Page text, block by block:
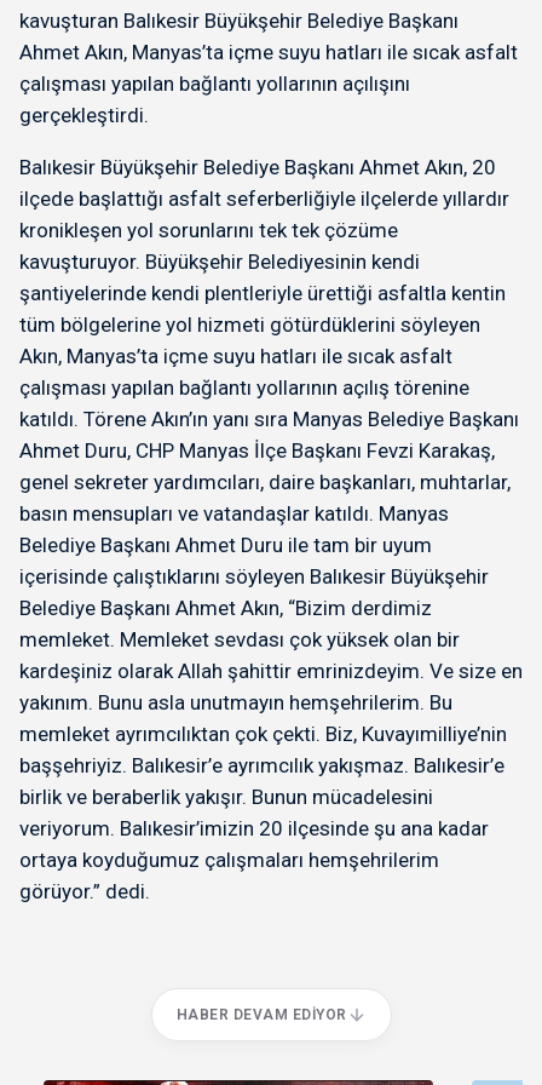
kavuşturan Balıkesir Büyükşehir Belediye Başkanı
Ahmet Akın, Manyas’ta içme suyu hatları ile sıcak asfalt
çalışması yapılan bağlantı yollarının açılışını
gerçekleştirdi.
Balıkesir Büyükşehir Belediye Başkanı Ahmet Akın, 20
ilçede başlattığı asfalt seferberliğiyle ilçelerde yıllardır
kronikleşen yol sorunlarını tek tek çözüme
kavuşturuyor. Büyükşehir Belediyesinin kendi
şantiyelerinde kendi plentleriyle ürettiği asfaltla kentin
tüm bölgelerine yol hizmeti götürdüklerini söyleyen
Akın, Manyas’ta içme suyu hatları ile sıcak asfalt
çalışması yapılan bağlantı yollarının açılış törenine
katıldı. Törene Akın’ın yanı sıra Manyas Belediye Başkanı
Ahmet Duru, CHP Manyas İlçe Başkanı Fevzi Karakaş,
genel sekreter yardımcıları, daire başkanları, muhtarlar,
basın mensupları ve vatandaşlar katıldı. Manyas
Belediye Başkanı Ahmet Duru ile tam bir uyum
içerisinde çalıştıklarını söyleyen Balıkesir Büyükşehir
Belediye Başkanı Ahmet Akın, “Bizim derdimiz
memleket. Memleket sevdası çok yüksek olan bir
kardeşiniz olarak Allah şahittir emrinizdeyim. Ve size en
yakınım. Bunu asla unutmayın hemşehrilerim. Bu
memleket ayrımcılıktan çok çekti. Biz, Kuvayımilliye’nin
başşehriyiz. Balıkesir’e ayrımcılık yakışmaz. Balıkesir’e
birlik ve beraberlik yakışır. Bunun mücadelesini
veriyorum. Balıkesir’imizin 20 ilçesinde şu ana kadar
ortaya koyduğumuz çalışmaları hemşehrilerim
görüyor.” dedi.
HABER DEVAM EDIYOR